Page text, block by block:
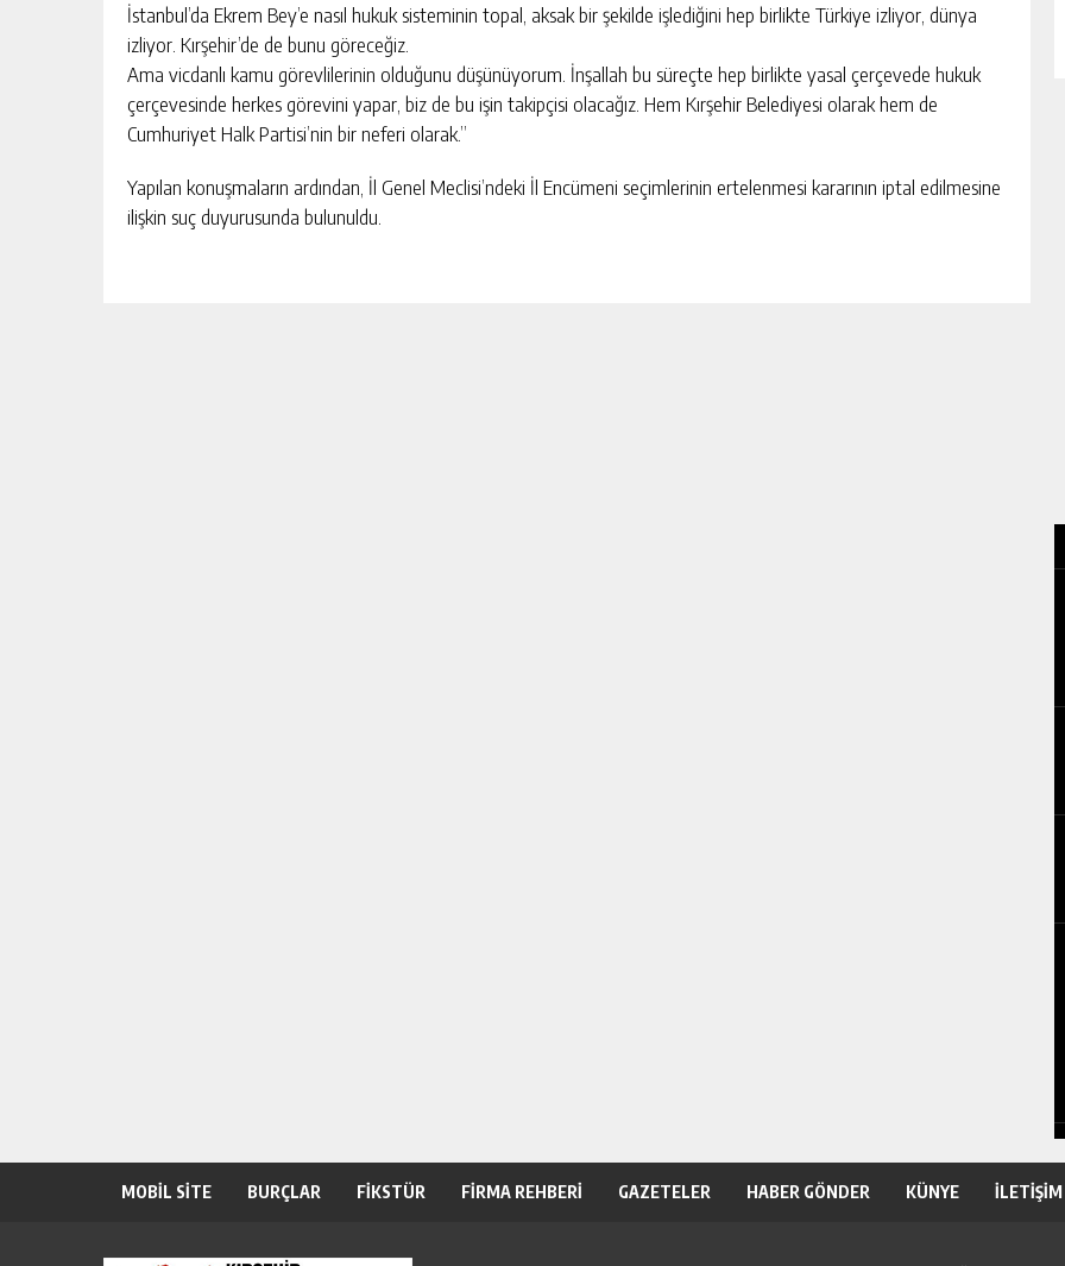
İstanbul’da Ekrem Bey’e nasıl hukuk sisteminin topal, aksak bir şekilde işlediğini hep birlikte Türkiye izliyor, dünya
izliyor. Kırşehir’de de bunu göreceğiz.
Ama vicdanlı kamu görevlilerinin olduğunu düşünüyorum. İnşallah bu süreçte hep birlikte yasal çerçevede hukuk
çerçevesinde herkes görevini yapar, biz de bu işin takipçisi olacağız. Hem Kırşehir Belediyesi olarak hem de
Cumhuriyet Halk Partisi’nin bir neferi olarak.”
Yapılan konuşmaların ardından, İl Genel Meclisi’ndeki İl Encümeni seçimlerinin ertelenmesi kararının iptal edilmesine
ilişkin suç duyurusunda bulunuldu.
MOBİL SİTE BURÇLAR FİKSTÜR FİRMA REHBERİ GAZETELER HABER GÖNDER KÜNYE İLETİŞİM